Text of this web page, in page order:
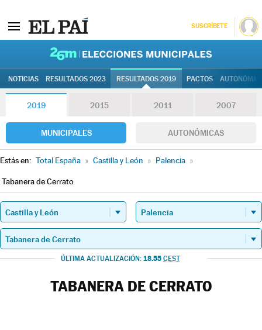
SUSCRÍBETE
NOTICIAS RESULTADOS 2023 RESULTADOS 2019 PACTOS
2019 2015 2011 2007
MUNICIPALES AUTONÓMICAS
Estás en: Total España » Castilla y León » Palencia »
Tabanera de Cerrato
ÚLTIMA ACTUALIZACIÓN: 18.55 CEST
TABANERA DE CERRATO